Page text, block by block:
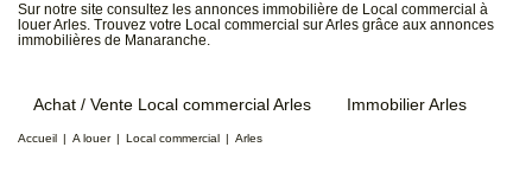
Sur notre site consultez les annonces immobilière de Local commercial à
louer Arles. Trouvez votre Local commercial sur Arles grâce aux annonces
immobilières de Manaranche.
Achat / Vente Local commercial Arles Immobilier Arles
Accueil A louer Local commercial Arles